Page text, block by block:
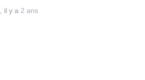
, il y a 2 ans